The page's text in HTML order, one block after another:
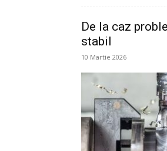
De la caz
stabil
10 Martie 2026